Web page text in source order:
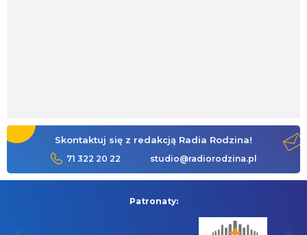
Skontaktuj się z redakcją Radia Rodzina!
71 322 20 22 studio@radiorodzina.pl
Patronaty: